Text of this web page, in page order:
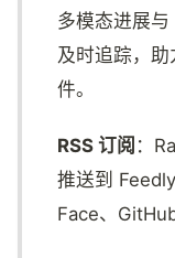
多模态进展
及时追踪，
件。
RSS 订阅 ：
推送到
Face、